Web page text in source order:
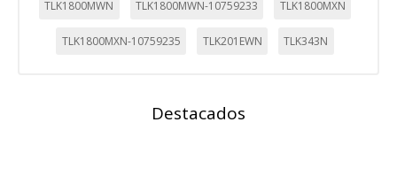
TLK1800MWN TLK1800MWN-10759233 TLK1800MXN
TLK1800MXN-10759235 TLK201EWN TLK343N
Destacados